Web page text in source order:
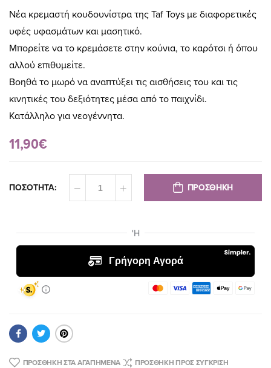
Νέα κρεμαστή κουδουνίστρα της Taf Toys με διαφορετικές
υφές υφασμάτων και μασητικό.
Μπορείτε να το κρεμάσετε στην κούνια, το καρότσι ή όπου
αλλού επιθυμείτε.
Βοηθά το μωρό να αναπτύξει τις αισθήσεις του και τις
κινητικές του δεξιότητες μέσα από το παιχνίδι.
Κατάλληλο για νεογέννητα.
11,90€
ΠΟΣΟΤΗΤΑ: ΠΡΟΣΘΗΚΗ
ΠΡΟΣΘΉΚΗ ΣΤΑ ΑΓΑΠΗΜΈΝΑ ΠΡΟΣΘΉΚΗ ΠΡΟΣ ΣΎΓΚΡΙΣΗ